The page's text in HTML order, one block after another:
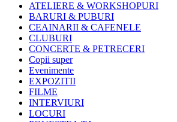
ATELIERE & WORKSHOPURI
BARURI & PUBURI
CEAINARII & CAFENELE
CLUBURI
CONCERTE & PETRECERI
Copii super
Evenimente
EXPOZITII
FILME
INTERVIURI
LOCURI